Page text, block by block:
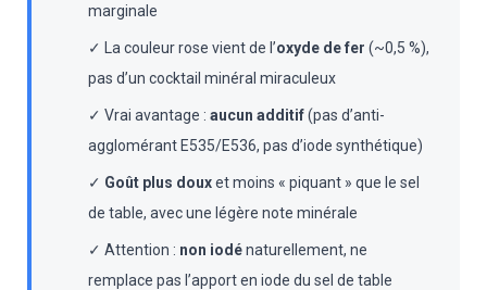
marginale
✓ La couleur rose vient de l’oxyde de fer (~0,5 %),
pas d’un cocktail minéral miraculeux
✓ Vrai avantage : aucun additif(pas d’anti-
agglomérant E535/E536, pas d’iode synthétique)
✓ Goût plus douxet moins « piquant » que le sel
de table, avec une légère note minérale
✓ Attention : non iodénaturellement, ne
remplace pas l’apport en iode du sel de table